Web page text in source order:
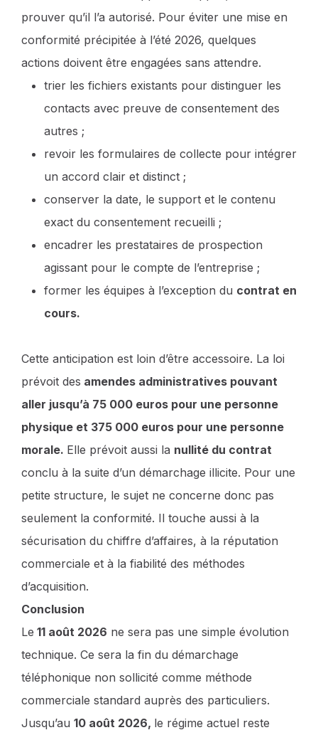
prouver qu’il l’a autorisé. Pour éviter une mise en
conformité précipitée à l’été 2026, quelques
actions doivent être engagées sans attendre.
trier les fichiers existants pour distinguer les
contacts avec preuve de consentement des
autres ;
revoir les formulaires de collecte pour intégrer
un accord clair et distinct ;
conserver la date, le support et le contenu
exact du consentement recueilli ;
encadrer les prestataires de prospection
agissant pour le compte de l’entreprise ;
former les équipes à l’exception du contrat en
cours.
Cette anticipation est loin d’être accessoire. La loi
prévoit des amendes administratives pouvant
aller jusqu’à 75 000 euros pour une personne
physique et 375 000 euros pour une personne
morale. Elle prévoit aussi la nullité du contrat
conclu à la suite d’un démarchage illicite. Pour une
petite structure, le sujet ne concerne donc pas
seulement la conformité. Il touche aussi à la
sécurisation du chiffre d’affaires, à la réputation
commerciale et à la fiabilité des méthodes
d’acquisition.
Conclusion
Le 11 août 2026 ne sera pas une simple évolution
technique. Ce sera la fin du démarchage
téléphonique non sollicité comme méthode
commerciale standard auprès des particuliers.
Jusqu’au 10 août 2026, le régime actuel reste